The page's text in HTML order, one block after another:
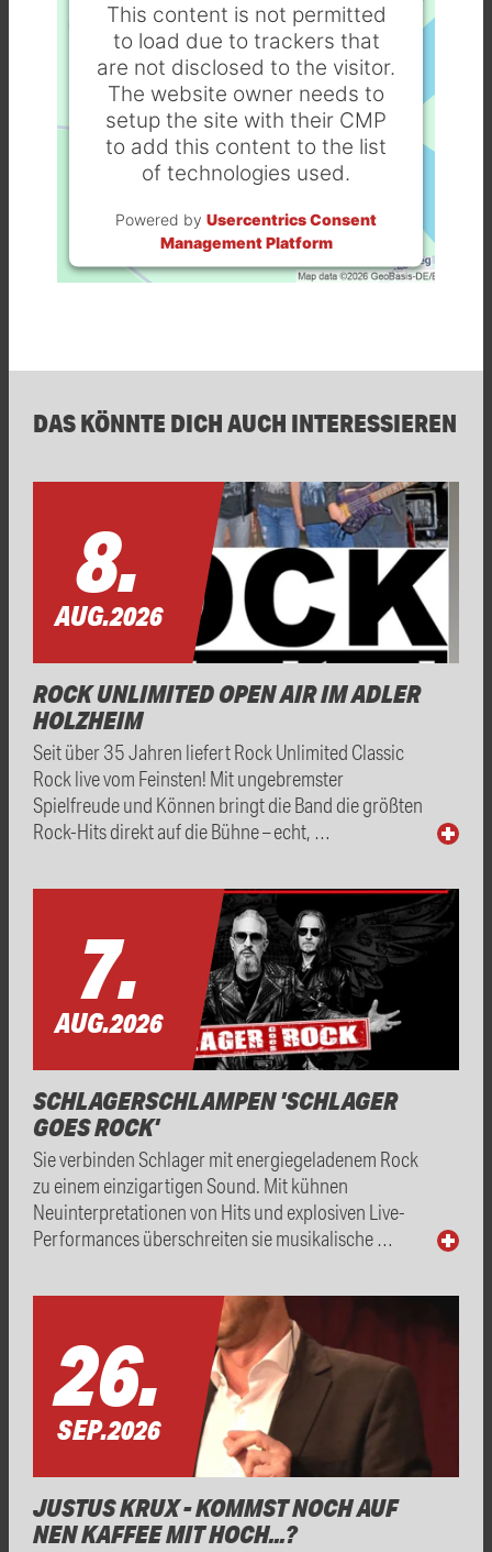
This content is not permitted
to load due to trackers that
are not disclosed to the visitor.
The website owner needs to
setup the site with their CMP
to add this content to the list
of technologies used.
Powered by Usercentrics Consent
Management Platform
DAS KÖNNTE DICH AUCH INTERESSIEREN
8.
AUG.2026
ROCK UNLIMITED OPEN AIR IM ADLER
HOLZHEIM
Seit über 35 Jahren liefert Rock Unlimited Classic
Rock live vom Feinsten! Mit ungebremster
Spielfreude und Können bringt die Band die größten
Rock-Hits direkt auf die Bühne – echt, …
7.
AUG.2026
SCHLAGERSCHLAMPEN 'SCHLAGER
GOES ROCK'
Sie verbinden Schlager mit energiegeladenem Rock
zu einem einzigartigen Sound. Mit kühnen
Neuinterpretationen von Hits und explosiven Live-
Performances überschreiten sie musikalische …
26.
SEP.2026
JUSTUS KRUX - KOMMST NOCH AUF
NEN KAFFEE MIT HOCH...?